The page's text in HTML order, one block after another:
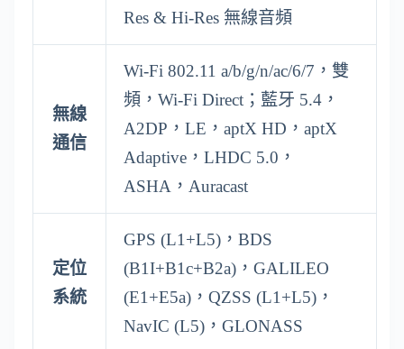
Res & Hi-Res 無線音頻
無線
通信
Wi-Fi 802.11 a/b/g/n/ac/6/7，雙
頻，Wi-Fi Direct；藍牙 5.4，
A2DP，LE，aptX HD，aptX
Adaptive，LHDC 5.0，
ASHA，Auracast
定位
系統
GPS (L1+L5)，BDS
(B1I+B1c+B2a)，GALILEO
(E1+E5a)，QZSS (L1+L5)，
NavIC (L5)，GLONASS